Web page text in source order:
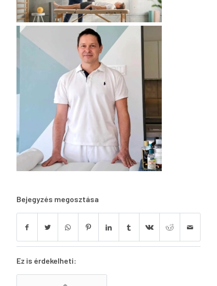
Bejegyzés megosztása
Ez is érdekelheti: